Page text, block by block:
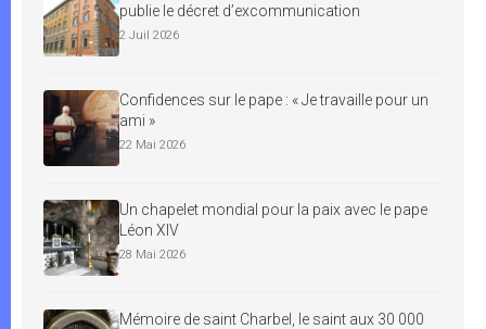
publie le décret d’excommunication
2 Juil 2026
Confidences sur le pape : « Je travaille pour un
ami »
22 Mai 2026
Un chapelet mondial pour la paix avec le pape
Léon XIV
28 Mai 2026
Mémoire de saint Charbel, le saint aux 30 000